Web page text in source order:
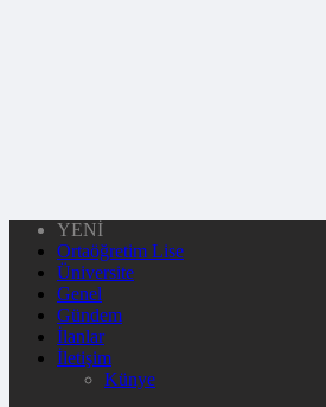
YENİ
Ortaöğretim Lise
Üniversite
Genel
Gündem
İlanlar
İletişim
Künye